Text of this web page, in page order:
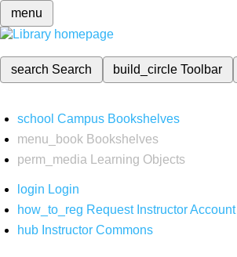
menu
search Search build_circleToolbar
school Campus Bookshelves
menu_book Bookshelves
perm_media
Learning Objects
login Login
how_to_reg Request Instructor Account
hub Instructor Commons